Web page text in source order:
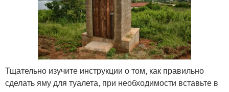
Тщательно изучите инструкции о том, как правильно
сделать яму для туалета, при необходимости вставьте в